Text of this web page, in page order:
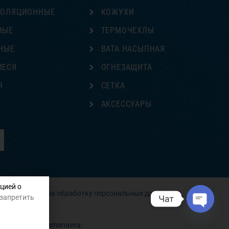
КОЖУХИ
ТЕРМОЧЕХЛЫ
ВАТА НАСЫПНАЯ
ОГНЕЗАЩИТА
СЕТКА
АКСЕССУАРЫ
Согласие на обработку персональных данных
Zilya Shamanaeva.
о
Чат